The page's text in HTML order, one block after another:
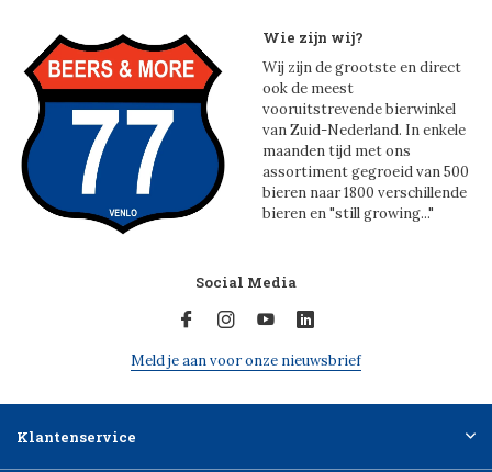
Wie zijn wij?
Wij zijn de grootste en direct
ook de meest
vooruitstrevende bierwinkel
van Zuid-Nederland. In enkele
maanden tijd met ons
assortiment gegroeid van 500
bieren naar 1800 verschillende
bieren en "still growing..."
Social Media
Meld je aan voor onze nieuwsbrief
Klantenservice